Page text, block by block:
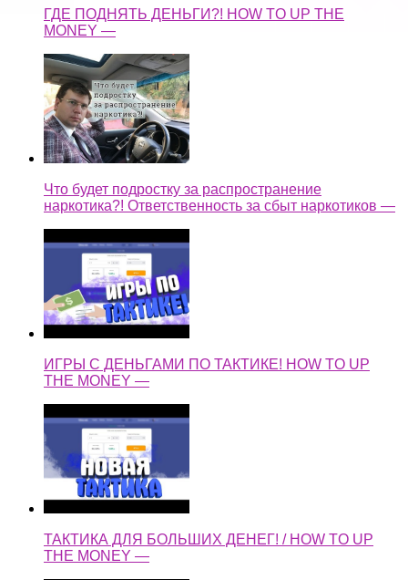
ГДЕ ПОДНЯТЬ ДЕНЬГИ?! HOW TO UP THE
MONEY —
Что будет подростку за распространение
наркотика?! Ответственность за сбыт наркотиков —
ИГРЫ С ДЕНЬГАМИ ПО ТАКТИКЕ! HOW TO UP
THE MONEY —
ТАКТИКА ДЛЯ БОЛЬШИХ ДЕНЕГ! / HOW TO UP
THE MONEY —